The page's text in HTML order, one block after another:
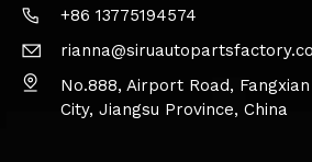
+86 13775194574
No.888, Airport Road,
City, Jiangsu Province, China